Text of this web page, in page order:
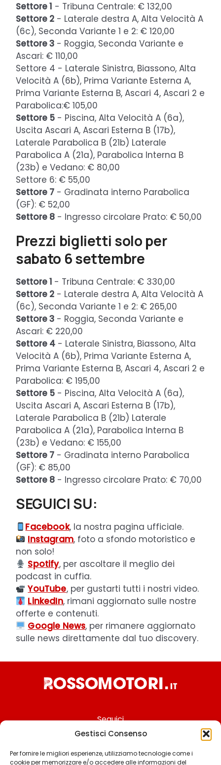
Gestisci Consenso
Per fornire le migliori esperienze, utilizziamo tecnologie come i
cookie per memorizzare e/o accedere alle informazioni del
Settore 1 - Tribuna Centrale: € 132,00
Settore 2 - Laterale destra A, Alta Velocità A
(6c), Seconda Variante 1 e 2: € 120,00
Settore 3 - Roggia, Seconda Variante e
Ascari: € 110,00
Settore 4 - Laterale Sinistra, Biassono, Alta
Velocità A (6b), Prima Variante Esterna A,
Prima Variante Esterna B, Ascari 4, Ascari 2 e
Parabolica:€ 105,00
Settore 5 - Piscina, Alta Velocità A (6a),
Uscita Ascari A, Ascari Esterna B (17b),
Laterale Parabolica B (21b) Laterale
Parabolica A (21a), Parabolica Interna B
(23b) e Vedano: € 80,00
Settore 6: € 55,00
Settore 7 - Gradinata interno Parabolica
(GF): € 52,00
Settore 8 - Ingresso circolare Prato: € 50,00
Prezzi biglietti solo per
sabato 6 settembre
Settore 1 - Tribuna Centrale: € 330,00
Settore 2 - Laterale destra A, Alta Velocità A
(6c), Seconda Variante 1 e 2: € 265,00
Settore 3 - Roggia, Seconda Variante e
Ascari: € 220,00
Settore 4 - Laterale Sinistra, Biassono, Alta
Velocità A (6b), Prima Variante Esterna A,
Prima Variante Esterna B, Ascari 4, Ascari 2 e
Parabolica: € 195,00
Settore 5 - Piscina, Alta Velocità A (6a),
Uscita Ascari A, Ascari Esterna B (17b),
Laterale Parabolica B (21b) Laterale
Parabolica A (21a), Parabolica Interna B
(23b) e Vedano: € 155,00
Settore 7 - Gradinata interno Parabolica
(GF): € 85,00
Settore 8 - Ingresso circolare Prato: € 70,00
SEGUICI SU:
Facebook, la nostra pagina ufficiale.
Instagram, foto a sfondo motoristico e
non solo!
Spotify, per ascoltare il meglio dei
podcast in cuffia.
YouTube, per gustarti tutti i nostri video.
LinkedIn, rimani aggiornato sulle nostre
offerte e contenuti.
Google News, per rimanere aggiornato
sulle news direttamente dal tuo discovery.
Seguici